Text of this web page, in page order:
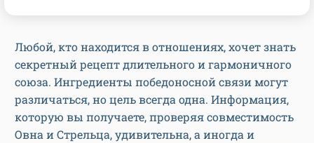
Любой, кто находится в отношениях, хочет знать
секретный рецепт длительного и гармоничного
союза. Ингредиенты победоносной связи могут
различаться, но цель всегда одна. Информация,
которую вы получаете, проверяя совместимость
Овна и Стрельца, удивительна, а иногда и